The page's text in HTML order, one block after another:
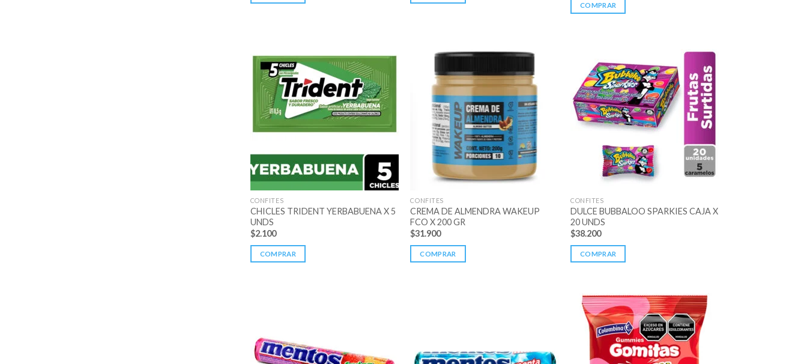
COMPRAR
CONFITES
CHICLES TRIDENT YERBABUENA X 5
UNDS
$2.100
COMPRAR
CONFITES
CREMA DE ALMENDRA WAKEUP
FCO X 200 GR
$31.900
COMPRAR
CONFITES
DULCE BUBBALOO SPARKIES CAJA X
20 UNDS
$38.200
COMPRAR